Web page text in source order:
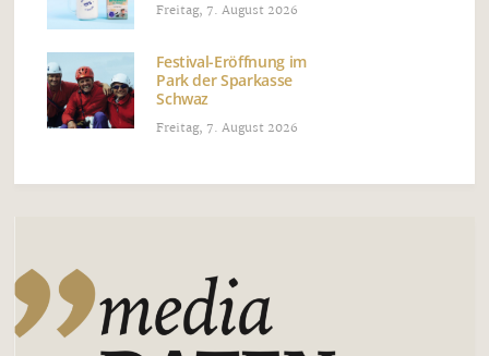
Freitag, 7. August 2026
Festival-Eröffnung im
Park der Sparkasse
Schwaz
Freitag, 7. August 2026